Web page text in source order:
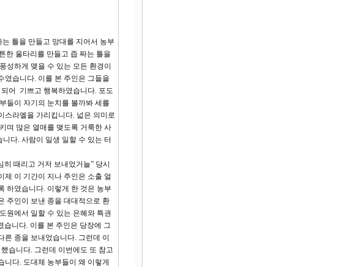
틀을 만들고 망대를 지어서 농부
한 울타리를 만들고 즙 짜는 틀을
성하게 맺을 수 있는 모든 환경이
였습니다. 이를 본 주인은 그들을
어 기쁘고 행복하였습니다. 포도
들이 자기의 눈치를 볼까봐 세를
스라엘을 가리킵니다. 넓은 의미로
며 많은 열매를 맺도록 거룩한 사
다. 사람이 일생 일할 수 있는 터
때리고 거저 보내었거늘” 당시
제 이 기간이 지나 주인은 소출 얼
하였습니다. 이렇게 한 것은 농부
주인이 보낸 종을 대대적으로 환
원에서 일할 수 있는 은혜와 특권
습니다. 이를 본 주인은 당장에 그
종을 보내었습니다. 그런데 이
습니다. 그런데 이번에도 또 참고
다. 도대체 농부들이 왜 이렇게